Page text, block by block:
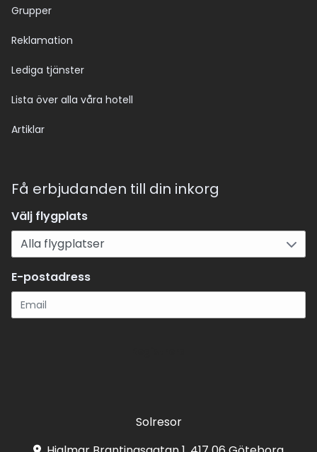
Grupper
Reklamation
Lediga tjänster
Lista över alla våra hotell
Artiklar
Få erbjudanden till din inkorg
Välj flygplats
E-postadress
Solresor